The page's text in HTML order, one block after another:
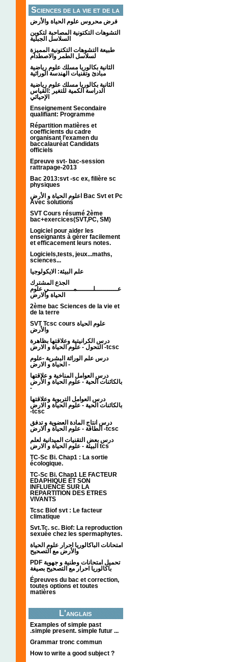
Sciences de la vie et de la
terre
فرض محروس علوم الحياة والأرض
التشوهات التكتونیة المصاحبة لتكوین
السلاسل الجبلیة
طبيعة التشوهات التكتونية المميزة
لسلاسل الطمر والاصطدام
الثانية بكالوريا مسلك علوم رياضية
مبادئ وتقنيات الهندسة الوراثية
الثانية بكالوريا مسلك علوم رياضية
الدراسة الكمية للتغير :القياس
الإحيائي
Enseignement Secondaire
qualifiant: Programme
Répartition matières et
coefficients du cadre
organisant l’examen du
baccalauréat Candidats
officiels
Epreuve svt- bac-session
rattrapage-2013
Bac 2013:svt -sc ex, filière sc
physiques
اعلوم الحياة و الأرض Bac Svt et Pc
Avec solutions
SVT Cours résumé 2ème
bac+exercices(SVT,PC, SM)
Logiciel pour aider les
enseignants à gérer facilement
et efficacement leurs notes.
Logiciels,tests, jeux...maths,
sciences...
علم البيئة: الايكولوجيا
الجذع المشترك
عـــــــــــلــــــــمــــــــــــي علوم
الحياة والارض
2ème bac Sciences de la vie et
de la terre
SVT Tcsc cours علوم الحياة
والأرض
درس الكرانيتية وعلاقتها بظاهرة
التحول - علوم الحياة و الارض -tcsc
درس علم الوراثة البشرية -علوم
الحياة و الارض -
درس العوامل المناخية و علاقتها
بالكائنات الحية - علوم الحياة و الأرض
-
درس العوامل التربوية وعلاقتها
بالكائنات الحية - علوم الحياة و الارض
-tcsc
درس انتاج المادة العضوية و تدفق
الطاقة - علوم الحياة و الارض -tcsc
درس بعض التقنيات الميدانية لعلم
البيئة - علوم الحياة و الارض tcs
TC-Sc Bi. Chap1 : La sortie
écologique.
TC-Sc Bi. Chap1 LE FACTEUR
EDAPHIQUE ET SON
INFLUENCE SUR LA
REPARTITION DES ETRES
VIVANTS
Tcsc Biof svt : Le facteur
climatique
Svt.Tc. sc. Biof: La reproduction
sexuée chez les spermaphytes.
امتحانات الباكالوريا احرار علوم الحياة
والأرض مع التصحيح
PDF تحميل امتحانات وطنية و جهوية
باكالوريا احرار مع التصحيح بصيغة
Épreuves du bac et correction,
toutes options et toutes
matières
L'anglais
Examples of simple past
.simple present. simple futur ...
Grammar tronc commun
How to write a good subject ?